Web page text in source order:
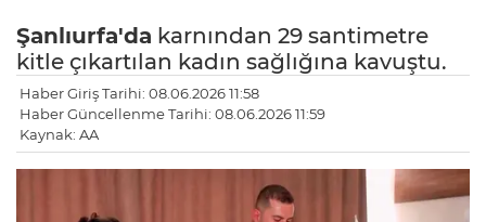
Şanlıurfa'da karnından 29 santimetre
kitle çıkartılan kadın sağlığına kavuştu.
Haber Giriş Tarihi: 08.06.2026 11:58
Haber Güncellenme Tarihi: 08.06.2026 11:59
Kaynak: AA